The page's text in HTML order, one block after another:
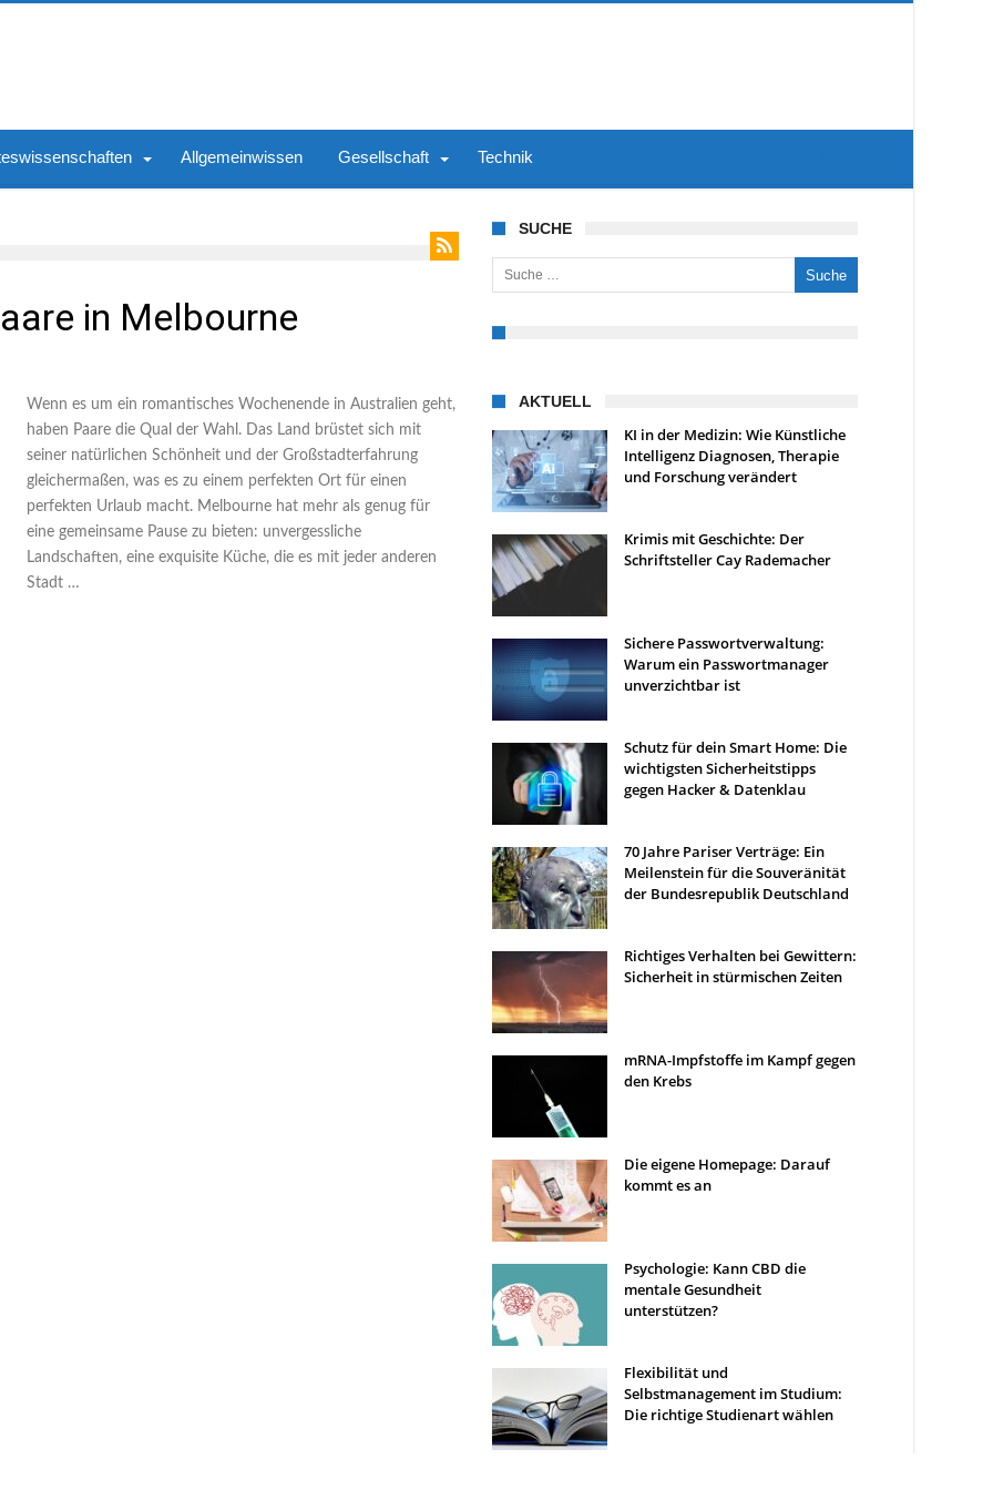
Allgemeinwissen Gesellschaft Technik
in Melbourne
Wenn es um ein romantisches Wochenende in Australien geht,
haben Paare die Qual der Wahl. Das Land brüstet sich mit
seiner natürlichen Schönheit und der Großstadterfahrung
gleichermaßen, was es zu einem perfekten Ort für einen
perfekten Urlaub macht. Melbourne hat mehr als genug für
eine gemeinsame Pause zu bieten: unvergessliche
Landschaften, eine exquisite Küche, die es mit jeder anderen
Stadt …
SUCHE
Suche nach:
AKTUELL
KI in der Medizin: Wie Künstliche
Intelligenz Diagnosen, Therapie
und Forschung verändert
Krimis mit Geschichte: Der
Schriftsteller Cay Rademacher
Sichere Passwortverwaltung:
Warum ein Passwortmanager
unverzichtbar ist
Schutz für dein Smart Home: Die
wichtigsten Sicherheitstipps
gegen Hacker & Datenklau
70 Jahre Pariser Verträge: Ein
Meilenstein für die Souveränität
der Bundesrepublik Deutschland
Richtiges Verhalten bei Gewittern:
Sicherheit in stürmischen Zeiten
mRNA-Impfstoffe im Kampf gegen
den Krebs
Die eigene Homepage: Darauf
kommt es an
Psychologie: Kann CBD die
mentale Gesundheit
unterstützen?
Flexibilität und
Selbstmanagement im Studium:
Die richtige Studienart wählen